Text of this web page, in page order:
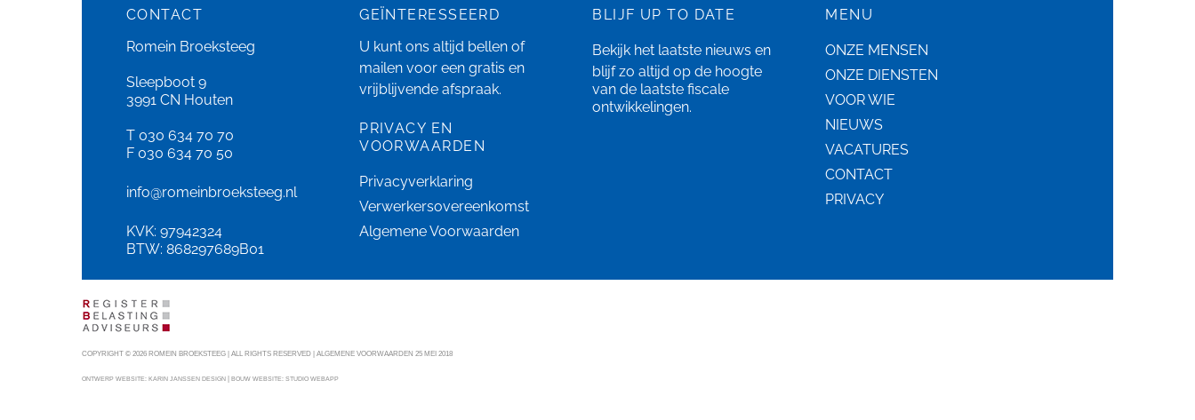
CONTACT
Romein Broeksteeg
Sleepboot 9
3991 CN Houten
T 030 634 70 70
F 030 634 70 50
info@romeinbroeksteeg.nl
KVK: 97942324
BTW: 868297689B01
GEÏNTERESSEERD
U kunt ons altijd bellen of
mailen voor een gratis en
vrijblijvende afspraak.
PRIVACY EN
VOORWAARDEN
Privacyverklaring
Verwerkersovereenkomst
Algemene Voorwaarden
BLIJF UP TO DATE
Bekijk het laatste nieuws en
blijf zo altijd op de hoogte
van de laatste fiscale
ontwikkelingen.
MENU
ONZE MENSEN
ONZE DIENSTEN
VOOR WIE
NIEUWS
VACATURES
CONTACT
PRIVACY
COPYRIGHT © 2026 ROMEIN BROEKSTEEG | ALL RIGHTS RESERVED | ALGEMENE VOORWAARDEN 25 MEI 2018
ONTWERP WEBSITE: KARIN JANSSEN DESIGN BOUW WEBSITE: STUDIO WEBAPP